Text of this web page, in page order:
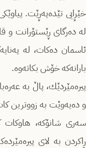
خێڕایی تێدەپەڕێت.
لە دەرگای ڕێستۆرانت و
ئاسمان دەکات، لە
بارانەکە خۆش بکاتەوە.
پیره‌مێردێك، پاڵ بە
و دەیەوێت بە زووترین
سەری شانۆکە، هاوکات
ڕاکردن بە لای